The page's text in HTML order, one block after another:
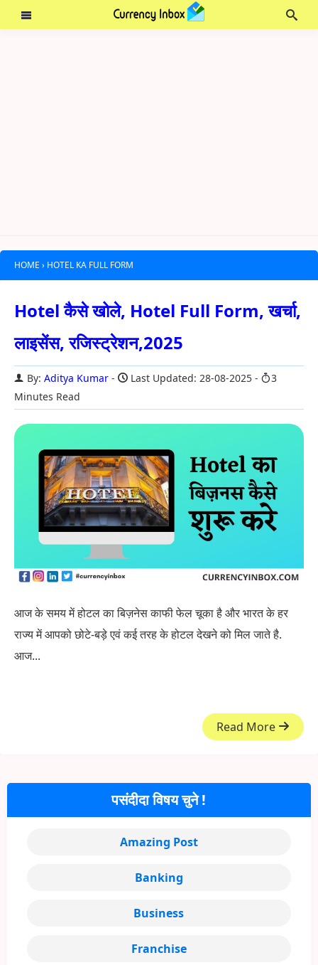
HOME › HOTEL KA FULL FORM
Hotel कैसे खोले, Hotel Full Form, खर्चा,
लाइसेंस, रजिस्ट्रेशन,2025
By: Aditya Kumar Last Updated: 28-08-2025
3
Minutes Read
आज के समय में होटल का बिज़नेस काफी फेल चूका है और भारत के हर
राज्य में आपको छोटे-बड़े एवं कई तरह के होटल देखने को मिल जाते है.
आज...
Read More
पसंदीदा विषय चुने !
Amazing Post
Banking
Business
Franchise